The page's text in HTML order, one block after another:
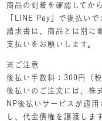
商品の到着を確認してか
「LINE Pay」で後払い
請求書は、商品とは別に
支払いをお願いします。
※ご注意
後払い手数料：300円（税
後払いのご注文には、株
NP後払いサービスが適
し、代金債権を譲渡します